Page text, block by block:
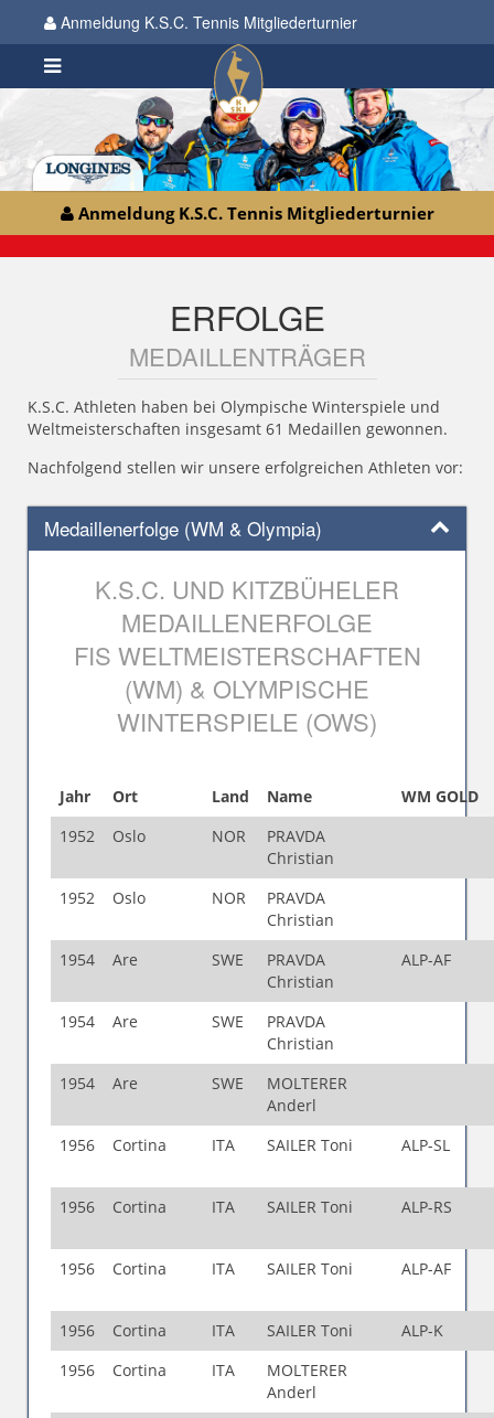
Anmeldung K.S.C. Tennis Mitgliederturnier
Anmeldung K.S.C. Tennis Mitgliederturnier
ERFOLGE
MEDAILLENTRÄGER
K.S.C. Athleten haben bei Olympische Winterspiele und
Weltmeisterschaften insgesamt 61 Medaillen gewonnen.
Nachfolgend stellen wir unsere erfolgreichen Athleten vor:
Medaillenerfolge (WM & Olympia)
K.S.C. UND KITZBÜHELER
MEDAILLENERFOLGE
FIS WELTMEISTERSCHAFTEN
(WM) & OLYMPISCHE
WINTERSPIELE (OWS)
Jahr Ort Land Name
WM GOLD
1952
Oslo NOR
PRAVDA
Christian
1952
Oslo NOR
PRAVDA
Christian
1954
Are SWE
PRAVDA
Christian
ALP-AF
1954 Are SWE
PRAVDA
Christian
1954
Are SWE
MOLTERER
Anderl
1956
Cortina ITA SAILER Toni ALP-SL
1956 Cortina ITA SAILER Toni ALP-RS
1956 Cortina ITA SAILER Toni ALP-AF
1956 Cortina ITA SAILER Toni
ALP-K
1956
Cortina ITA
MOLTERER
Anderl